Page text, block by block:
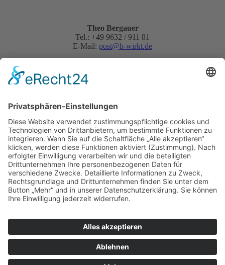
Theo Bergauer
Tel.: +49 9632 / 911 81
E-Mail: post@b-wirkt.de
Datenschutz akzeptieren
Ja, ich habe die
einverstanden, dass die von mir angegebenen Daten elektronisch erhoben und gespeichert
werden. Meine Daten werden dabei nur streng zweckgebunden zur Bearbeitung und